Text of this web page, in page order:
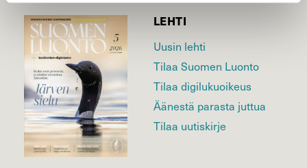
LEHTI
Uusin lehti
Tilaa Suomen Luonto
Tilaa digilukuoikeus
Äänestä parasta juttua
Tilaa uutiskirje